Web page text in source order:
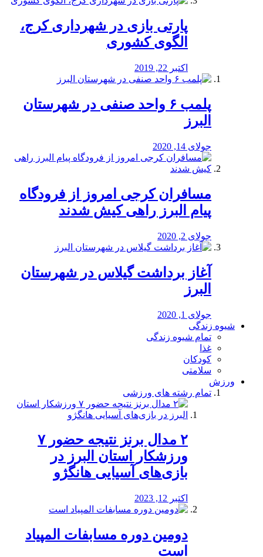
پارتی بازی در شهرداری کرج،
الگوی کشوری
اکتبر 22, 2019
پلمب ۶ واحد صنفی در شهرستان
البرز
جولای 14, 2020
مسافران کرجی امروز از فرودگاه
پیام البرز راهی کیش شدند
جولای 2, 2020
آغاز برداشت گیلاس در شهرستان
البرز
جولای 1, 2020
شیوه زندگی
تمام شیوه زندگی
غذا
کودکان
سلامتی
ورزش
تمام رشته های ورزشی
۲ مدال برنز نتیجه حضور ۷
ورزشکار استان البرز در
بازی‌های آسیایی هانگژو
اکتبر 12, 2023
دومین دوره مسابفات المپیاد
است